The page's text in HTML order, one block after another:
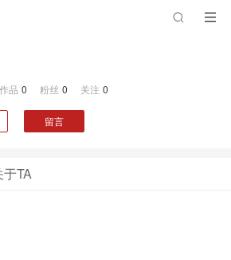
作品 0 粉丝 0 关注 0
留言
于TA